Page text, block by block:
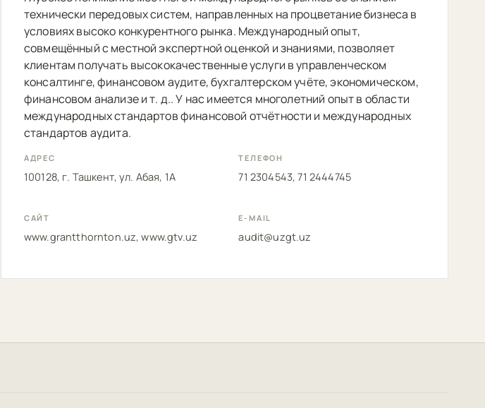
технически передовых систем, направленных на процветание бизнеса в
условиях высоко конкурентного рынка. Международный опыт,
совмещённый с местной экспертной оценкой и знаниями, позволяет
клиентам получать высококачественные услуги в управленческом
консалтинге, финансовом аудите, бухгалтерском учёте, экономическом,
финансовом анализе и т. д.. У нас имеется многолетний опыт в области
международных стандартов финансовой отчётности и международных
стандартов аудита.
АДРЕС
100128, г. Ташкент, ул. Абая, 1А
ТЕЛЕФОН
71 2304543, 71 2444745
САЙТ
www.grantthornton.uz, www.gtv.uz
E-MAIL
audit@uzgt.uz